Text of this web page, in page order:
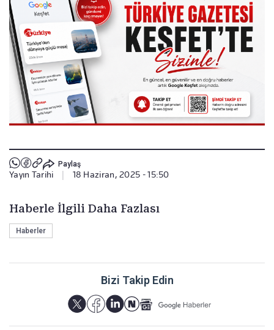
Paylaş
Yayın Tarihi 18 Haziran, 2025 - 15:50
Haberle İlgili Daha Fazlası
Haberler
Bizi Takip Edin